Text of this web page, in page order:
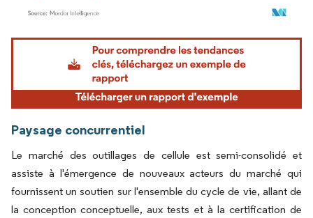
Image © Mordor Intelligence. La réutilisation nécessite une attribution sous CC BY
Paysage concurrentiel
Le marché des outillages de cellule est semi-consolidé et
assiste à l'émergence de nouveaux acteurs du marché qui
fournissent un soutien sur l'ensemble du cycle de vie, allant de
la conception conceptuelle, aux tests et à la certification de